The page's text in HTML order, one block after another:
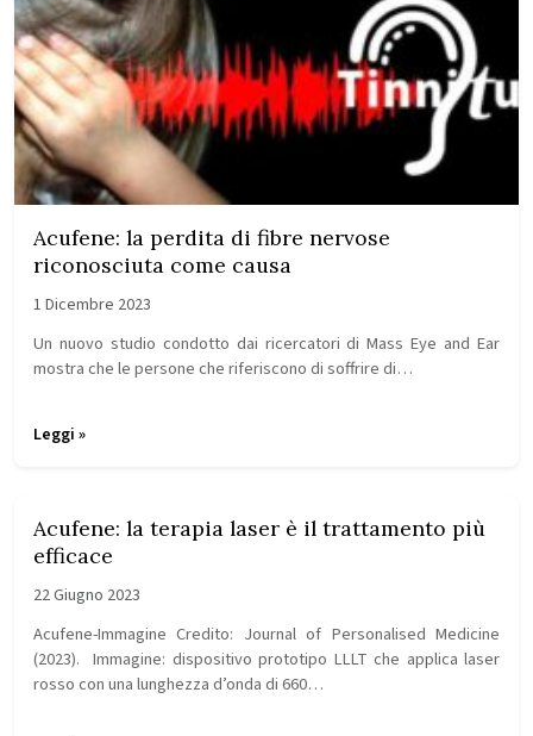
Acufene: la perdita di fibre nervose
riconosciuta come causa
1 Dicembre 2023
Un nuovo studio condotto dai ricercatori di Mass Eye and Ear
mostra che le persone che riferiscono di soffrire di…
Leggi »
Acufene: la terapia laser è il trattamento più
efficace
22 Giugno 2023
Acufene-Immagine Credito: Journal of Personalised Medicine
(2023). Immagine: dispositivo prototipo LLLT che applica laser
rosso con una lunghezza d’onda di 660…